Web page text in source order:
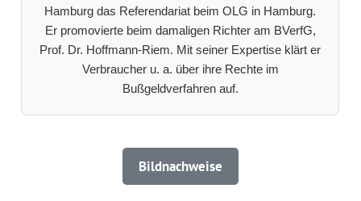
Hamburg das Referendariat beim OLG in Hamburg.
Er promovierte beim damaligen Richter am BVerfG,
Prof. Dr. Hoffmann-Riem. Mit seiner Expertise klärt er
Verbraucher u. a. über ihre Rechte im
Bußgeldverfahren auf.
Bildnachweise